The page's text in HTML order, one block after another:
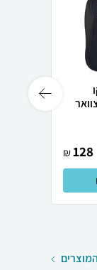
128
₪